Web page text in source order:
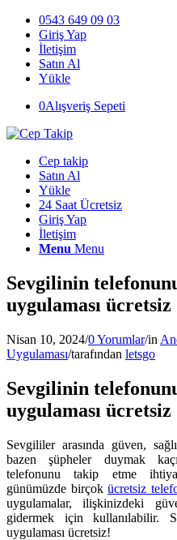
0543 649 09 03
Giriş Yap
İletişim
Satın Al
Yükle
0Alışveriş Sepeti
Cep takip
Satın Al
Yükle
24 Saat Ücretsiz
Giriş Yap
İletişim
Menu Menu
Sevgilinin
uygulaması ücretsiz
Nisan 10, 2024/0 Yorumlar/in
Uygulaması/tarafından letsgo
Sevgilinin
uygulaması ücretsiz
Sevgililer arasında güven,
bazen şüpheler duymak
telefonunu takip etme
günümüzde birçokücretsiz
uygulamalar, ilişkinizdeki
gidermek için kullanılabilir.
uygulaması ücretsiz!